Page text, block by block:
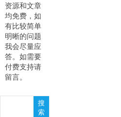
资源和文章
均免费，如
有比较简单
明晰的问题
我会尽量应
答。如需要
付费支持请
留言。
搜
索